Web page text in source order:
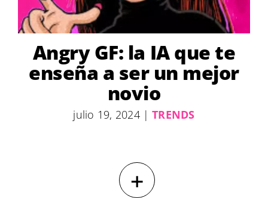
Angry GF: la IA que te
enseña a ser un mejor
novio
julio 19, 2024 | TRENDS
+